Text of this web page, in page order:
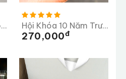
Hoang Duc Education Group Hội Khóa 10 Năm Trường THPT Mộng Dương
270,000Đ